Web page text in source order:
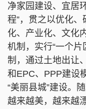
净家园建设、宜居
程”，贯之以优化
化、产业化、文化
机制，实行“一个
制，通过土地出让
和EPC、PPP建设
“美丽县城”建设。
越来越美，越来越